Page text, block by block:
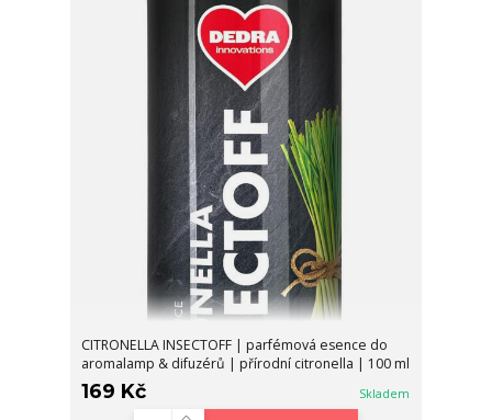
CITRONELLA INSECTOFF | parfémová esence do
aromalamp & difuzérů | přírodní citronella | 100 ml
169 Kč Skladem